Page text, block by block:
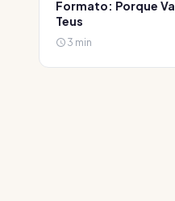
Formato: Porque
Teus
3 min